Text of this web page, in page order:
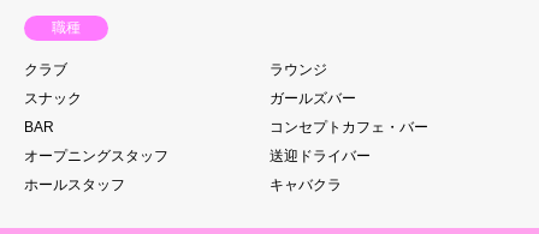
職種
クラブ
ラウンジ
スナック
ガールズバー
BAR
コンセプトカフェ・バー
オープニングスタッフ
送迎ドライバー
ホールスタッフ
キャバクラ